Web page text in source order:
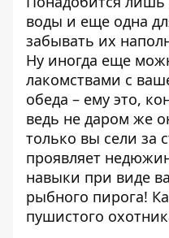
воды и еще одна
забывать их
Ну иногда еще
лакомствами с
обеда – ему это,
ведь не даром же
только вы сели за
проявляет
навыки при виде
рыбного пирога!
пушистого